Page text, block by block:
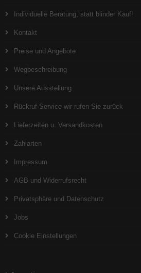
Individuelle Beratung, statt blinder Kauf!
Kontakt
Preise und Angebote
Wegbeschreibung
Unsere Ausstellung
Rückruf-Service wir rufen Sie zurück
Lieferzeiten u. Versandkosten
Zahlarten
Impressum
AGB und Widerrufsrecht
Privatsphäre und Datenschutz
Jobs
Cookie Einstellungen